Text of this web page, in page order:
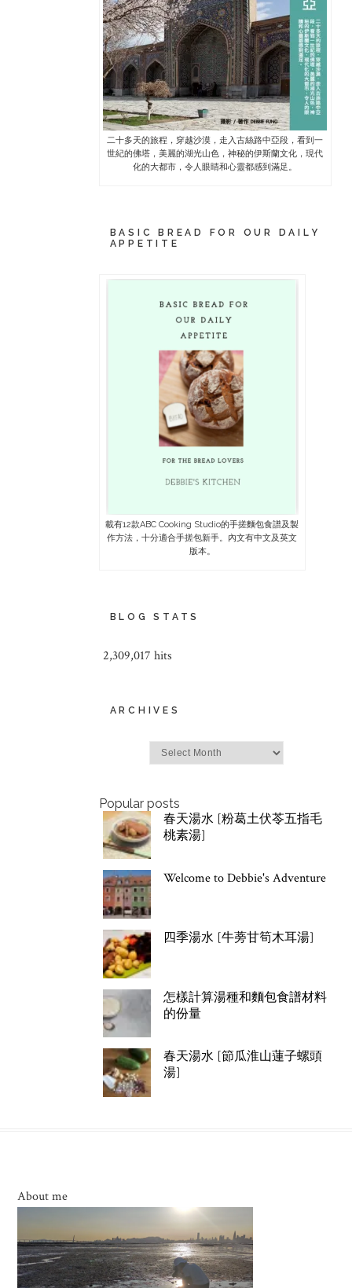
二十多天的旅程，穿越沙漠，走入古絲路中亞段，看到一
世紀的佛塔，美麗的湖光山色，神秘的伊斯蘭文化，現代
化的大都市，令人眼睛和心靈都感到滿足。
BASIC BREAD FOR OUR DAILY
APPETITE
載有12款ABC Cooking Studio的手搓麵包食譜及製
作方法，十分適合手搓包新手。內文有中文及英文
版本。
BLOG STATS
2,309,017 hits
ARCHIVES
Popular posts
春天湯水 [粉葛土伏苓五指毛
桃素湯]
Welcome to Debbie's Adventure
四季湯水 [牛蒡甘筍木耳湯]
怎樣計算湯種和麵包食譜材料
的份量
春天湯水 [節瓜淮山蓮子螺頭
湯]
About me